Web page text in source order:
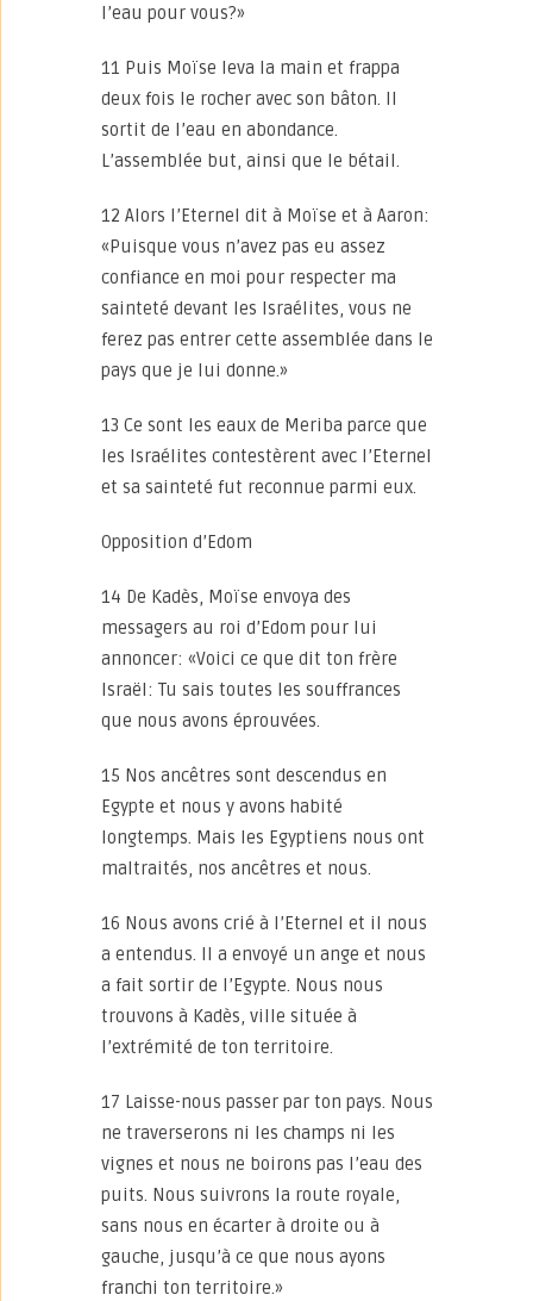
l’eau pour vous?»
11 Puis Moïse leva la main et frappa
deux fois le rocher avec son bâton. Il
sortit de l’eau en abondance.
L’assemblée but, ainsi que le bétail.
12 Alors l’Eternel dit à Moïse et à Aaron:
«Puisque vous n’avez pas eu assez
confiance en moi pour respecter ma
sainteté devant les Israélites, vous ne
ferez pas entrer cette assemblée dans le
pays que je lui donne.»
13 Ce sont les eaux de Meriba parce que
les Israélites contestèrent avec l’Eternel
et sa sainteté fut reconnue parmi eux.
Opposition d’Edom
14 De Kadès, Moïse envoya des
messagers au roi d’Edom pour lui
annoncer: «Voici ce que dit ton frère
Israël: Tu sais toutes les souffrances
que nous avons éprouvées.
15 Nos ancêtres sont descendus en
Egypte et nous y avons habité
longtemps. Mais les Egyptiens nous ont
maltraités, nos ancêtres et nous.
16 Nous avons crié à l’Eternel et il nous
a entendus. Il a envoyé un ange et nous
a fait sortir de l’Egypte. Nous nous
trouvons à Kadès, ville située à
l’extrémité de ton territoire.
17 Laisse-nous passer par ton pays. Nous
ne traverserons ni les champs ni les
vignes et nous ne boirons pas l’eau des
puits. Nous suivrons la route royale,
sans nous en écarter à droite ou à
gauche, jusqu’à ce que nous ayons
franchi ton territoire.»